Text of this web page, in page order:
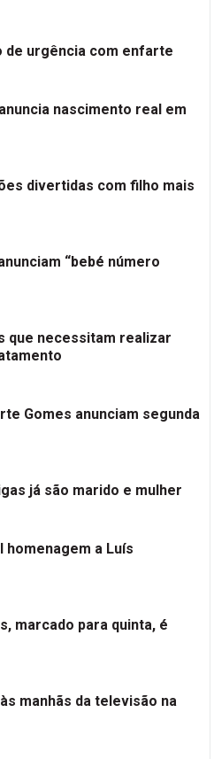
de urgência com enfarte
nascimento real em
divertidas com filho mais
“bebé número
que necessitam realizar
Gomes anunciam segunda
já são marido e mulher
homenagem a Luís
marcado para quinta, é
manhãs da televisão na